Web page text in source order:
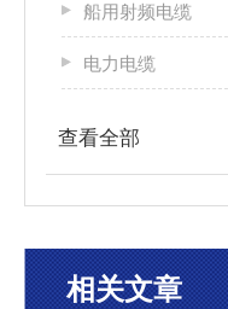
船用射频电缆
电力电缆
查看全部
相关文章